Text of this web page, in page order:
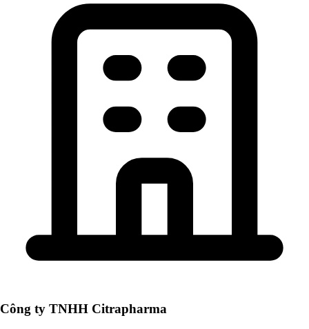
Công ty TNHH Citrapharma